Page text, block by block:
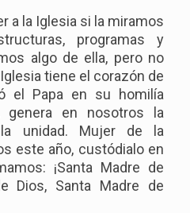
a la Iglesia si la miramos
programas y
algo de ella, pero no
tiene el corazón de
el Papa en su homilía
genera en nosotros la
la unidad. Mujer de la
este año, custódialo en
¡Santa Madre de
Dios, Santa Madre de